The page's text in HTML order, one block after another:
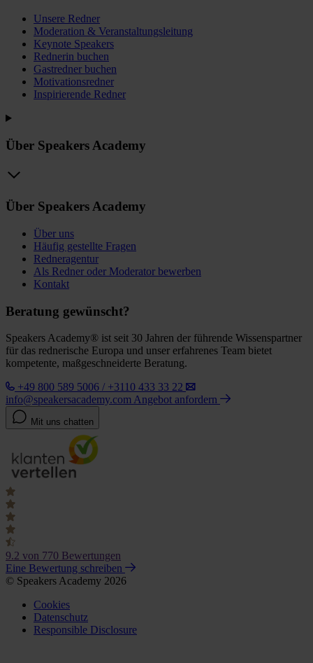
Unsere Redner
Moderation & Veranstaltungsleitung
Keynote Speakers
Rednerin buchen
Gastredner buchen
Motivationsredner
Inspirierende Redner
Über Speakers Academy
Über Speakers Academy
Über uns
Häufig gestellte Fragen
Redneragentur
Als Redner oder Moderator bewerben
Kontakt
Beratung gewünscht?
Speakers Academy® ist seit 30 Jahren der führende Wissenspartner
für das rednerische Europa und unser erfahrenes Team bietet
kompetente, maßgeschneiderte Beratung.
+49 800 589 5006 / +3110 433 33 22
info@speakersacademy.com Angebot anfordern
Mit uns chatten
9.2 von 770 Bewertungen
Eine Bewertung schreiben
© Speakers Academy 2026
Cookies
Datenschutz
Responsible Disclosure